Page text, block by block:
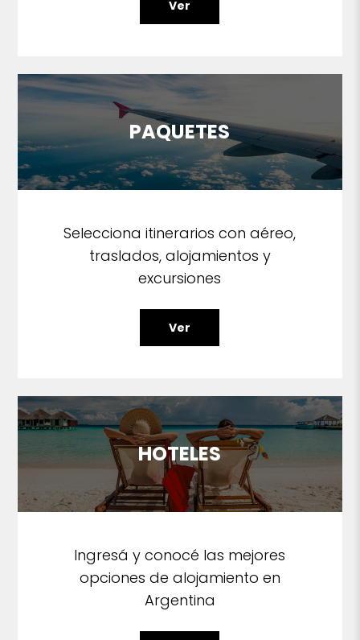
Ver
PAQUETES
Selecciona itinerarios con aéreo,
traslados, alojamientos y
excursiones
Ver
HOTELES
Ingresá y conocé las mejores
opciones de alojamiento en
Argentina